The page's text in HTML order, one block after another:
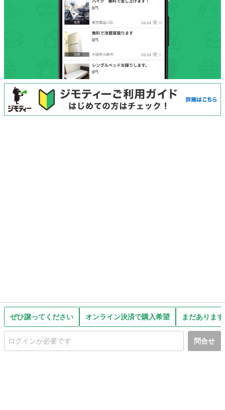
ぜひ譲ってください オンライン決済で購入希望 まだありま
問合せ